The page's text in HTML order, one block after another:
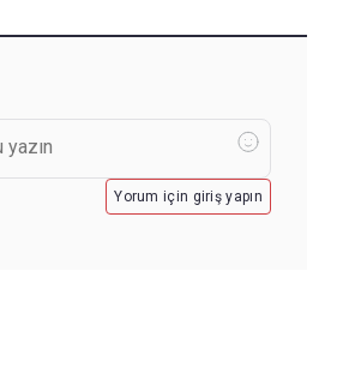
Yorum için giriş yapın